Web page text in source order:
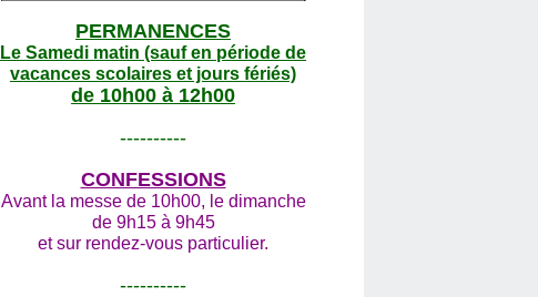
PERMANENCES
Le Samedi matin (sauf en période de
vacances scolaires et jours fériés)
de 10h00 à 12h00
----------
CONFESSIONS
Avant la messe de 10h00, le dimanche
de 9h15 à 9h45
et sur rendez-vous particulier.
----------